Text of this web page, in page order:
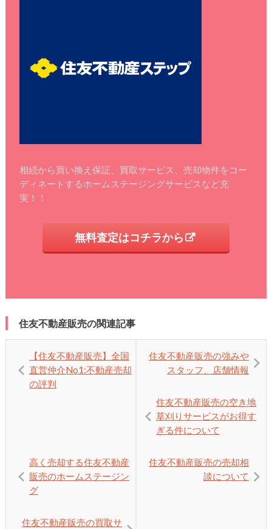
相続から買い換え保証、買取サービス、売却物件をコー
ディネートするホームステージングサービスなど充
実！！
無料査定はコチラから
住友不動産販売の関連記事
【住友不動産販売】全国
直営仲介No1:不動産売却
の評判
住友不動産販売の強みや
スタッフ、店舗情報
住友不動産販売の空き地
草刈りサービスがお得す
ぎる件について
住友不動産販売の売却相
談について
高く売却する住友不動産
販売のホームステージン
グ
住友不動産販売の買取サ